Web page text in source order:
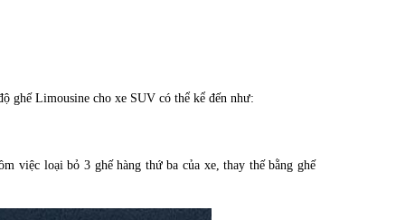
ghế Limousine cho xe SUV có thể kể đến như:
việc loại bỏ 3 ghế hàng thứ ba của xe, thay thế bằng ghế